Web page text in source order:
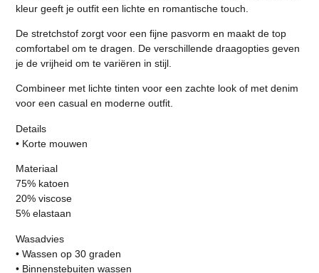
kleur geeft je outfit een lichte en romantische touch.
De stretchstof zorgt voor een fijne pasvorm en maakt de top
comfortabel om te dragen. De verschillende draagopties geven
je de vrijheid om te variëren in stijl.
Combineer met lichte tinten voor een zachte look of met denim
voor een casual en moderne outfit.
Details
• Korte mouwen
Materiaal
75% katoen
20% viscose
5% elastaan
Wasadvies
• Wassen op 30 graden
• Binnenstebuiten wassen